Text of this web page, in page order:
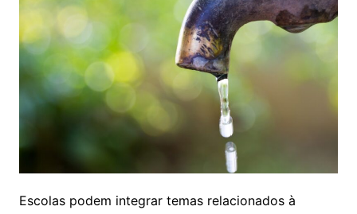
Escolas podem integrar temas relacionados à